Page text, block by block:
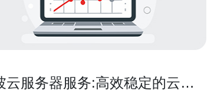
云服务器服务:高效稳定的云计